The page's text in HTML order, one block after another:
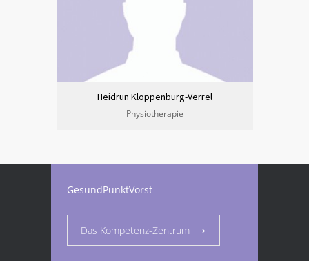
Heidrun Kloppenburg-Verrel
Physiotherapie
GesundPunktVorst
Das Kompetenz-Zentrum